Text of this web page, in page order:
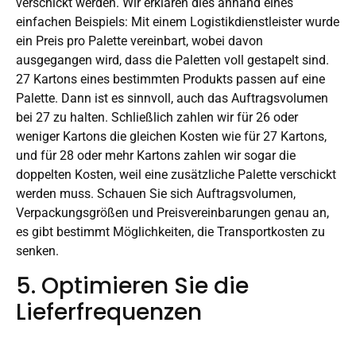
verschickt werden. Wir erklären dies anhand eines
einfachen Beispiels: Mit einem Logistikdienstleister wurde
ein Preis pro Palette vereinbart, wobei davon
ausgegangen wird, dass die Paletten voll gestapelt sind.
27 Kartons eines bestimmten Produkts passen auf eine
Palette. Dann ist es sinnvoll, auch das Auftragsvolumen
bei 27 zu halten. Schließlich zahlen wir für 26 oder
weniger Kartons die gleichen Kosten wie für 27 Kartons,
und für 28 oder mehr Kartons zahlen wir sogar die
doppelten Kosten, weil eine zusätzliche Palette verschickt
werden muss. Schauen Sie sich Auftragsvolumen,
Verpackungsgrößen und Preisvereinbarungen genau an,
es gibt bestimmt Möglichkeiten, die Transportkosten zu
senken.
5. Optimieren Sie die
Lieferfrequenzen